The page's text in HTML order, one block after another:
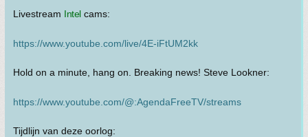
Livestream Intelcams:
https://www.youtube.com/live/4E-iFtUM2kk
Hold on a minute, hang on. Breaking news! Steve Lookner:
https://www.youtube.com/@:AgendaFreeTV/streams
Tijdlijn van deze oorlog: